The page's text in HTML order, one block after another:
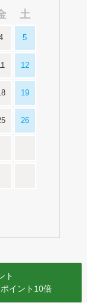
土
5
12
19
26
ト
イント10倍